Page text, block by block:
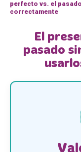
perfecto vs. el
correctamente
El
pasado